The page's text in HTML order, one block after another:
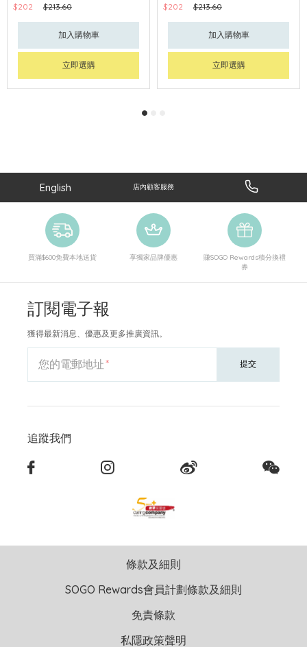
$202
$213.60
加入購物車
立即選購
$202
$213.60
加入購物車
立即選購
English 店內顧客服務
買滿$600免費本地送貨 享獨家品牌優惠
賺SOGO Rewards積分換禮
券
訂閱電子報
獲得最新消息、優惠及更多推廣資訊。
您的電郵地址 提交
追蹤我們
條款及細則
SOGO Rewards會員計劃條款及細則
免責條款
私隱政策聲明